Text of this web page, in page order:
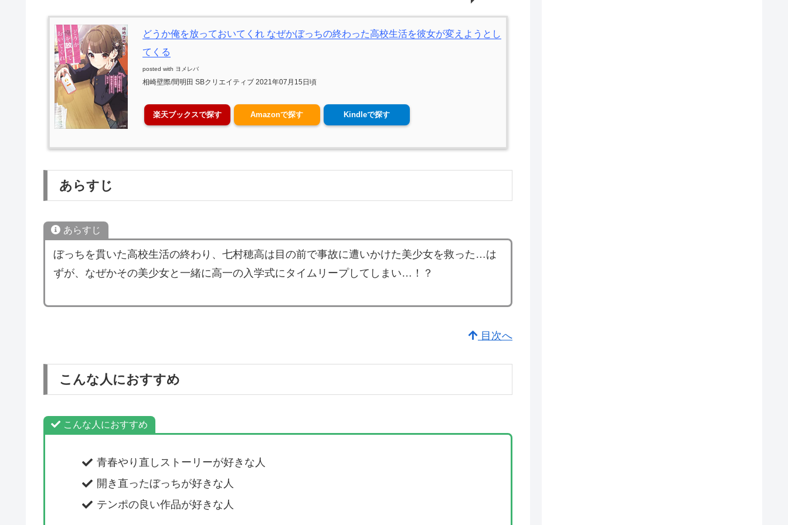
どうか俺を放っておいてくれ なぜかぼっちの終わった高校生活を彼女が変えようとし
てくる
posted with ヨメレバ
相崎壁際/間明田 SBクリエイティブ 2021年07月15日頃
楽天ブックスで探す Amazonで探す Kindleで探す
あらすじ
あらすじ
ぼっちを貫いた高校生活の終わり、七村穂高は目の前で事故に遭いかけた美少女を救った…は
ずが、なぜかその美少女と一緒に高一の入学式にタイムリープしてしまい…！？
目次へ
こんな人におすすめ
こんな人におすすめ
青春やり直しストーリーが好きな人
開き直ったぼっちが好きな人
テンポの良い作品が好きな人